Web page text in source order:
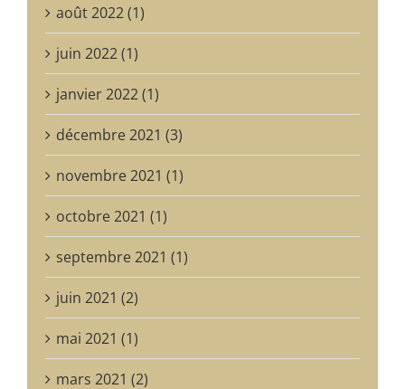
août 2022 (1)
juin 2022 (1)
janvier 2022 (1)
décembre 2021 (3)
novembre 2021 (1)
octobre 2021 (1)
septembre 2021 (1)
juin 2021 (2)
mai 2021 (1)
mars 2021 (2)